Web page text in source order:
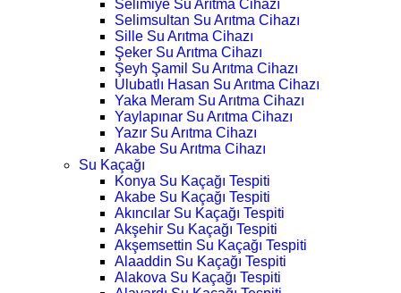
Selimiye Su Arıtma Cihazı
Selimsultan Su Arıtma Cihazı
Sille Su Arıtma Cihazı
Şeker Su Arıtma Cihazı
Şeyh Şamil Su Arıtma Cihazı
Ulubatlı Hasan Su Arıtma Cihazı
Yaka Meram Su Arıtma Cihazı
Yaylapınar Su Arıtma Cihazı
Yazır Su Arıtma Cihazı
Akabe Su Arıtma Cihazı
Su Kaçağı
Konya Su Kaçağı Tespiti
Akabe Su Kaçağı Tespiti
Akıncılar Su Kaçağı Tespiti
Akşehir Su Kaçağı Tespiti
Akşemsettin Su Kaçağı Tespiti
Alaaddin Su Kaçağı Tespiti
Alakova Su Kaçağı Tespiti